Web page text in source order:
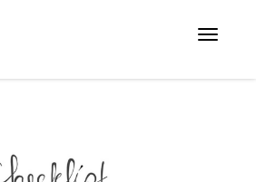
Avaa
valikko